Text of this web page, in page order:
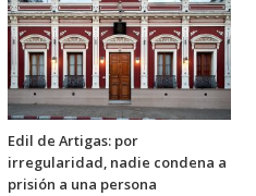
Edil de Artigas: por
irregularidad, nadie condena a
prisión a una persona